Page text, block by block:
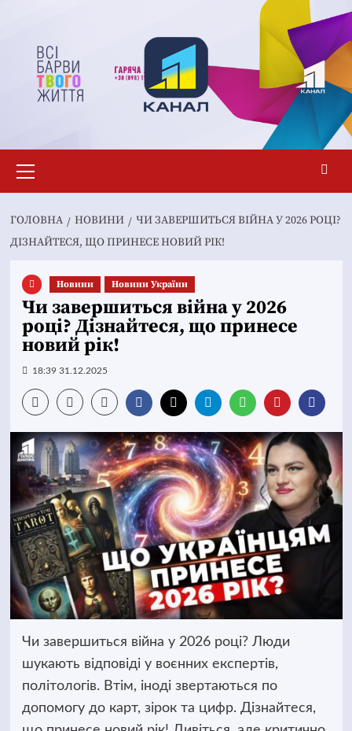
вмісту
меню
ГОЛОВНА НОВИНИ
ЧИ ЗАВЕРШИТЬСЯ ВІЙНА У 2026 РОЦІ?
ДІЗНАЙТЕСЯ, ЩО ПРИНЕСЕ НОВИЙ РІК!
Новини Новини України
Чи завершиться війна у 2026
році? Дізнайтеся, що принесе
новий рік!
18:39 31.12.2025
Чи завершиться війна у 2026 році? Люди
шукають відповіді у воєнних експертів,
політологів. Втім, іноді звертаються по
допомогу до карт, зірок та цифр. Дізнайтеся,